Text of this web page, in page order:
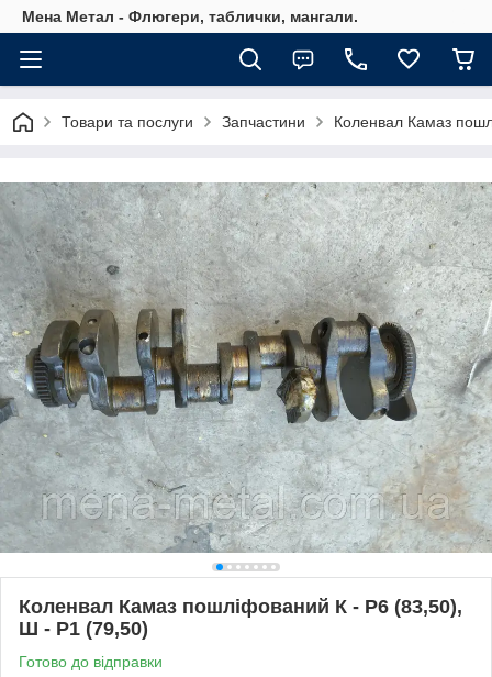
Мена Метал - Флюгери, таблички, мангали.
Товари та послуги Запчастини Коленвал Камаз
Коленвал Камаз пошліфований К - Р6 (83,50),
Ш - Р1 (79,50)
Готово до відправки